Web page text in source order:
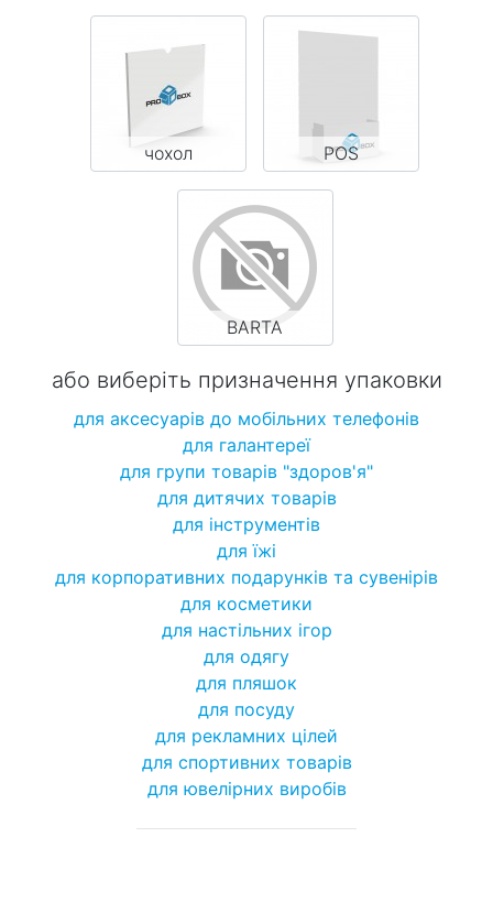
чохол POS
BARTA
або виберіть призначення упаковки
для аксесуарів до мобільних телефонів
для галантереї
для групи товарів "здоров'я"
для дитячих товарів
для інструментів
для їжі
для корпоративних подарунків та сувенірів
для косметики
для настільних ігор
для одягу
для пляшок
для посуду
для рекламних цілей
для спортивних товарів
для ювелірних виробів